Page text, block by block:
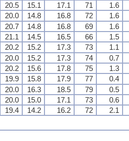
20.5 15.1 17.1 71 1.6
20.0 14.8 16.8 72 1.6
20.7 14.8 16.8 69 1.6
21.1 14.5 16.5 66 1.5
20.2 15.2 17.3 73 1.1
20.0 15.2 17.3 74 0.7
20.2 15.6 17.8 75 1.3
19.9 15.8 17.9 77 0.4
20.0 16.3 18.5 79 0.5
20.0 15.0 17.1 73 0.6
19.4 14.2 16.2 72 2.1